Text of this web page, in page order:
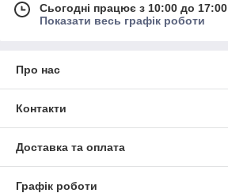
Сьогодні працює з 10:00 до 17:00
Показати весь графік роботи
Про нас
Контакти
Доставка та оплата
Графік роботи